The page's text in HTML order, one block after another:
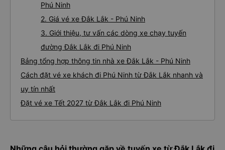
Phú Ninh
2. Giá vé xe Đắk Lắk - Phú Ninh
3. Giới thiệu, tư vấn các dòng xe chạy tuyến
đường Đắk Lắk đi Phú Ninh
Bảng tổng hợp thông tin nhà xe Đắk Lắk - Phú Ninh
Cách đặt vé xe khách đi Phú Ninh từ Đắk Lắk nhanh và
uy tín nhất
Đặt vé xe Tết 2027 từ Đắk Lắk đi Phú Ninh